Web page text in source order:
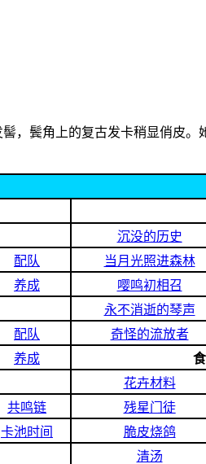
，鬓角上的复古发卡稍显俏皮
沉没的历史
配队 当月光照进森林
养成 嘤鸣初相召
永不消逝的琴声
配队
奇怪的流放者
养成
花卉材料
共鸣链 残星门徒
卡池时间 脆皮烧鸽
清汤